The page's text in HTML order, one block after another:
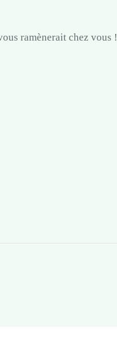
ramènerait chez vous !